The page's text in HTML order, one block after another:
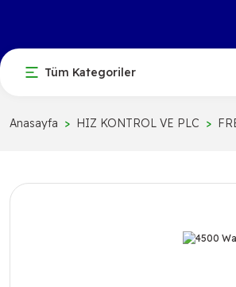
Tüm Kategoriler
Anasayfa HIZ KONTROL VE PLC